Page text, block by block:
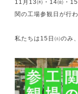
11月13㈭・14㈮・
関の工場参観日が行
私たちは15日㈯のみ